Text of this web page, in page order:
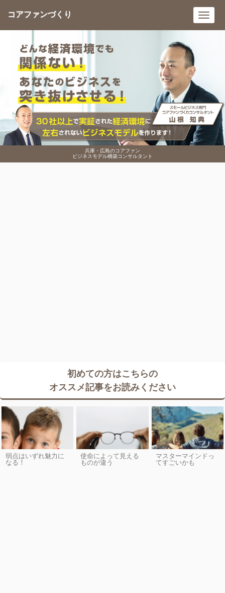
兵庫・広島のコアファン
ビジネスモデル構築コンサルタント
コアファンづくり
初めての方はこちらの
オススメ記事をお読みください
弱点はいずれ魅力に
なる！
使命によって見える
ものが違う
マスターマインドっ
てすごいかも